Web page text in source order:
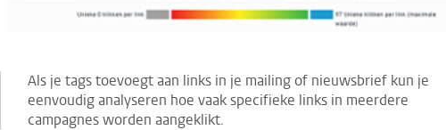
Als je tags toevoegt aan links in je mailing of nieuwsbrief kun je
eenvoudig analyseren hoe vaak specifieke links in meerdere
campagnes worden aangeklikt.